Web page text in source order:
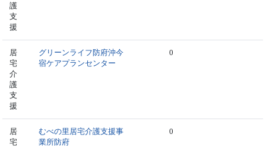
護
支
援
居
宅
介
護
支
援
グリーンライフ防府沖今
宿ケアプランセンター
0
居
宅
むべの里居宅介護支援事
業所防府
0